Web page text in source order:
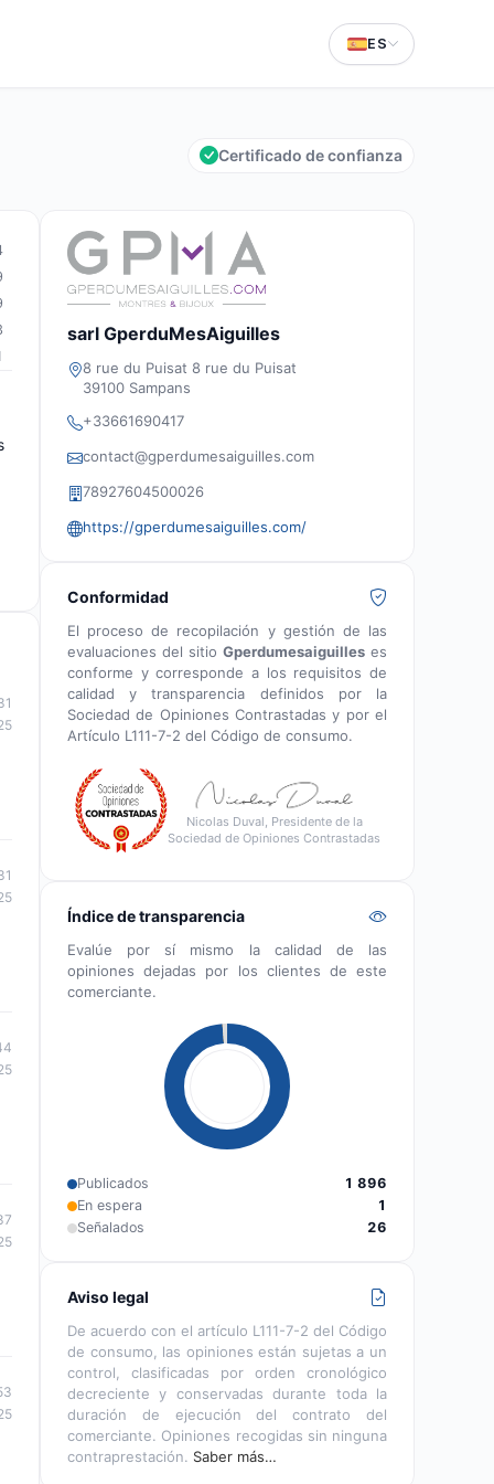
ES
Certificado de confianza
sarl GperduMesAiguilles
8 rue du Puisat 8 rue du Puisat
39100 Sampans
+33661690417
contact@gperdumesaiguilles.com
78927604500026
https://gperdumesaiguilles.com/
Conformidad
El proceso de recopilación y gestión de las
evaluaciones del sitio Gperdumesaiguilles es
conforme y corresponde a los requisitos de
calidad y transparencia definidos por la
Sociedad de Opiniones Contrastadas y por el
Artículo L111-7-2 del Código de consumo.
Nicolas Duval, Presidente de la
Sociedad de Opiniones Contrastadas
Índice de transparencia
Evalúe por sí mismo la calidad de las
opiniones dejadas por los clientes de este
comerciante.
Publicados
1 896
En espera
1
Señalados
26
Aviso legal
De acuerdo con el artículo L111-7-2 del Código
de consumo, las opiniones están sujetas a un
control, clasificadas por orden cronológico
decreciente y conservadas durante toda la
duración de ejecución del contrato del
comerciante. Opiniones recogidas sin ninguna
contraprestación. Saber más…